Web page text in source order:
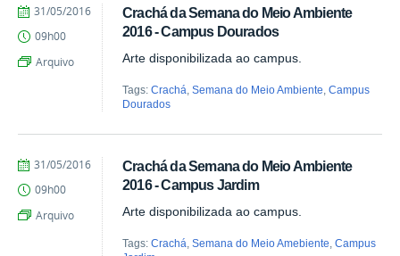
Crachá da Semana do Meio Ambiente
2016 - Campus Dourados
Arte disponibilizada ao campus.
Tags:Crachá ,Semana do Meio Ambiente ,Campus
Dourados
by
Aragão
Published
31/05/2016
09h00
Arquivo
Crachá da Semana do Meio Ambiente
2016 - Campus Jardim
Arte disponibilizada ao campus.
Tags:Crachá ,Semana do Meio Amebiente ,Campus
by
Aragão
Published
31/05/2016
09h00
Arquivo